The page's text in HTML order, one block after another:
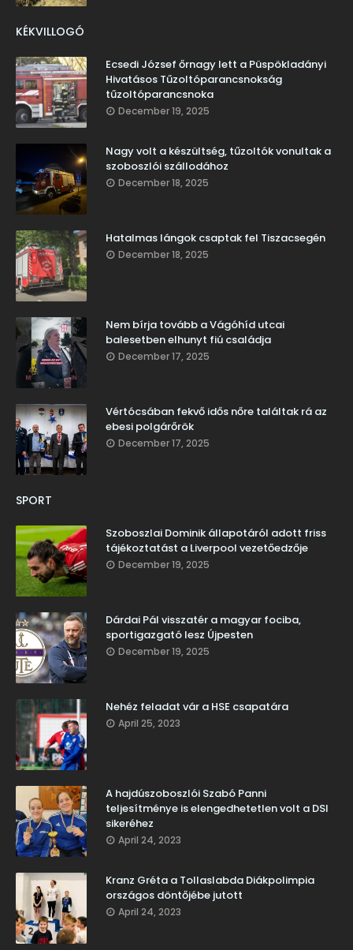
KÉKVILLOGÓ
Ecsedi József őrnagy lett a Püspökladányi
Hivatásos Tűzoltóparancsnokság
tűzoltóparancsnoka
December 19, 2025
Nagy volt a készültség, tűzoltók vonultak a
szoboszlói szállodához
December 18, 2025
Hatalmas lángok csaptak fel Tiszacsegén
December 18, 2025
Nem bírja tovább a Vágóhíd utcai
balesetben elhunyt fiú családja
December 17, 2025
Vértócsában fekvő idős nőre találtak rá az
ebesi polgárőrök
December 17, 2025
SPORT
Szoboszlai Dominik állapotáról adott friss
tájékoztatást a Liverpool vezetőedzője
December 19, 2025
Dárdai Pál visszatér a magyar fociba,
sportigazgató lesz Újpesten
December 19, 2025
Nehéz feladat vár a HSE csapatára
April 25, 2023
A hajdúszoboszlói Szabó Panni
teljesítménye is elengedhetetlen volt a DSI
sikeréhez
April 24, 2023
Kranz Gréta a Tollaslabda Diákpolimpia
országos döntőjébe jutott
April 24, 2023